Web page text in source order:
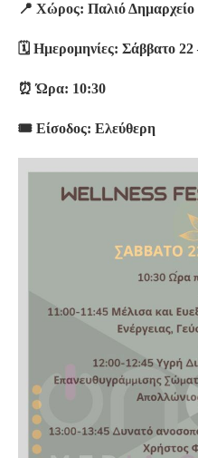
📍 Χώρος: Παλιό Δημαρχείο
🗓 Ημερομηνίες: Σάββατο
⏰ Ώρα: 10:30
🎟 Είσοδος: Ελεύθερη